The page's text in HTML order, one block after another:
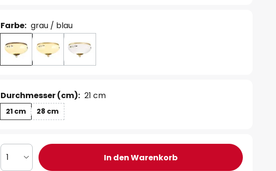
Farbe: grau / blau
Durchmesser (cm): 21 cm
21 cm 28 cm
1 In den Warenkorb